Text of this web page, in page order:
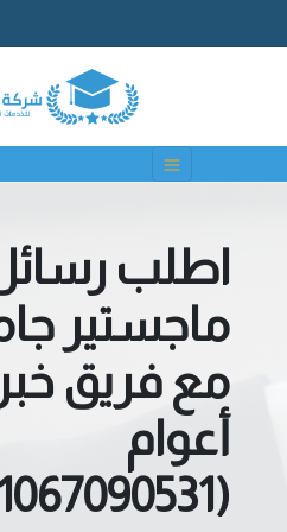
اطلب
ماجستير
أعوام
(00201067090531)